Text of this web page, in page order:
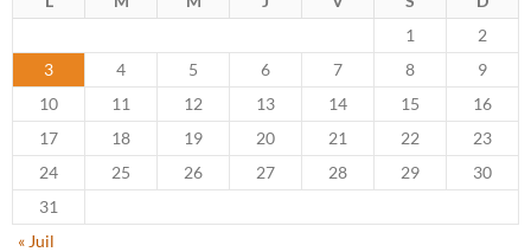
1
2
3
4 5 6 7 8
9
10
11 12 13 14 15
16
17
18 19 20 21 22
23
24
25 26 27 28 29
30
31
« Juil